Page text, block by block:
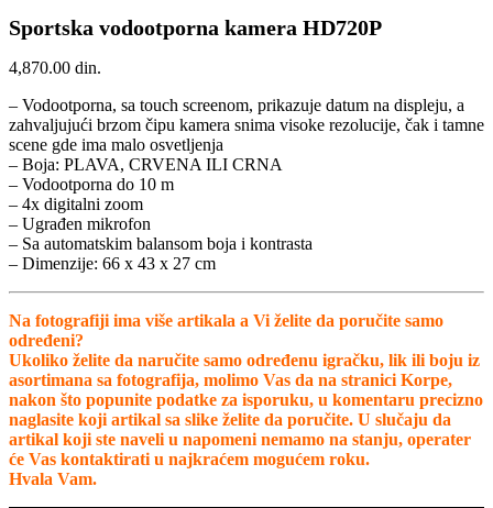
Sportska vodootporna kamera HD720P
4,870.00 din.
– Vodootporna, sa touch screenom, prikazuje datum na displeju, a
zahvaljujući brzom čipu kamera snima visoke rezolucije, čak i tamne
scene gde ima malo osvetljenja
– Boja: PLAVA, CRVENA ILI CRNA
– Vodootporna do 10 m
– 4x digitalni zoom
– Ugrađen mikrofon
– Sa automatskim balansom boja i kontrasta
– Dimenzije: 66 x 43 x 27 cm
Na fotografiji ima više artikala a Vi želite da poručite samo
određeni?
Ukoliko želite da naručite samo određenu igračku, lik ili boju iz
asortimana sa fotografija, molimo Vas da na stranici Korpe,
nakon što popunite podatke za isporuku, u komentaru precizno
naglasite koji artikal sa slike želite da poručite. U slučaju da
artikal koji ste naveli u napomeni nemamo na stanju, operater
će Vas kontaktirati u najkraćem mogućem roku.
Hvala Vam.